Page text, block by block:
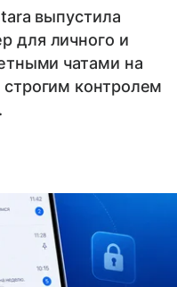
выпустила
для личного и
чатами на
контролем